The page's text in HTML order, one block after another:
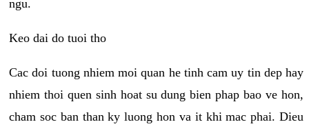
ngu.
Keo dai do tuoi tho
Cac doi tuong nhiem moi quan he tinh cam uy tin dep hay
nhiem thoi quen sinh hoat su dung bien phap bao ve hon,
cham soc ban than ky luong hon va it khi mac phai. Dieu